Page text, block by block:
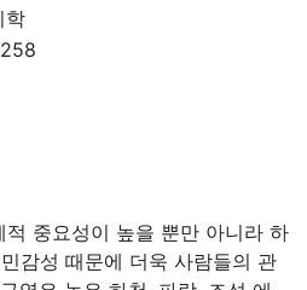
학
적 중요성이 높을 뿐만 아니라 하
감성 때문에 더욱 사람들의 관